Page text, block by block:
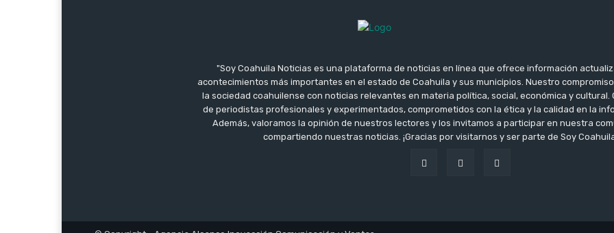
"Soy Coahuila Noticias es una plataforma de noticias en línea que ofrece información
acontecimientos más importantes en el estado de Coahuila y sus municipios. Nuestro
la sociedad coahuilense con noticias relevantes en materia política, social, económica y cultural.
de periodistas profesionales y experimentados, comprometidos con la ética y la calidad en la
Además, valoramos la opinión de nuestros lectores y los invitamos a participar en nuestra
compartiendo nuestras noticias. ¡Gracias por visitarnos y ser parte de Soy